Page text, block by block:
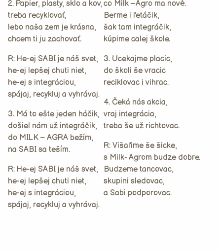
2. Papier, plasty, sklo a kov,
treba recyklovať,
lebo naša zem je krásna,
chcem ti ju zachovať.
R: He-ej SABI je náš svet,
he-ej lepšej chuti niet,
he-ej s integráciou,
spájaj, recykluj a vyhrávaj.
3. Má to ešte jeden háčik,
došiel nám už integráčik,
do MILK – AGRA bežím,
na SABI sa teším.
R: He-ej SABI je náš svet,
he-ej lepšej chuti niet,
he-ej s integráciou,
spájaj, recykluj a vyhrávaj.
co Milk –Agro ma nové.
Berme i ľetáčik,
šak tam integráčik,
kúpime calej škole.
3. Ucekajme placic,
do školi še vracic
reciklovac i vihrac.
4. Čeká nás akcia,
vraj integrácia,
treba še už richtovac.
R: Višaľime še šicke,
s Milk- Agrom budze dobre.
Budzeme tancovac,
skupini sledovac,
a Sabi podporovac.